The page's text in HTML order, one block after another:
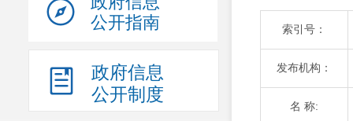
公开指南
政府信息
公开制度
索引号：
发布机构：
名 称: